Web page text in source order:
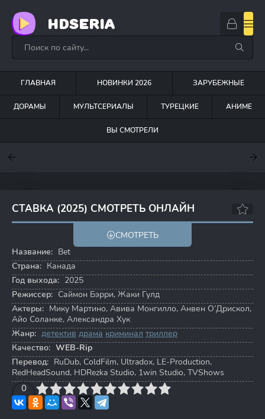
HDSERIA
ГЛАВНАЯ НОВИНКИ 2026 ЗАРУБЕЖНЫЕ
ДОРАМЫ МУЛЬТСЕРИАЛЫ ТУРЕЦКИЕ АНИМЕ
ВЫ СМОТРЕЛИ
СТАВКА (2025) СМОТРЕТЬ ОНЛАЙН
6.6 6.5
СМОТРЕТЬ
Название: Bet
Страна: Канада
Год выхода: 2025
Режиссер: Саймон Бэрри, Жаки Гулд
Актеры: Мику Мартино, Авива Монгилло, Анвен О’Дрискол,
Айо Соланке, Александра Хук
Жанр: детектив драма криминал триллер
Качество: WEB-Rip
Перевод: RuDub, ColdFilm, Ultradox, LE-Production,
RedHeadSound, HDRezka Studio, 1win Studio, TVShows
0
4 6 7 8 9 10